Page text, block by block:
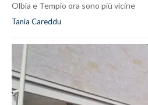
Olbia e Tempio ora sono più vicine
Tania Careddu